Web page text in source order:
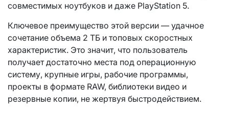
совместимых ноутбуков и даже PlayStation 5.
Ключевое преимущество этой версии — удачное
сочетание объема 2 ТБ и топовых скоростных
характеристик. Это значит, что пользователь
получает достаточно места под операционную
систему, крупные игры, рабочие программы,
проекты в формате RAW, библиотеки видео и
резервные копии, не жертвуя быстродействием.